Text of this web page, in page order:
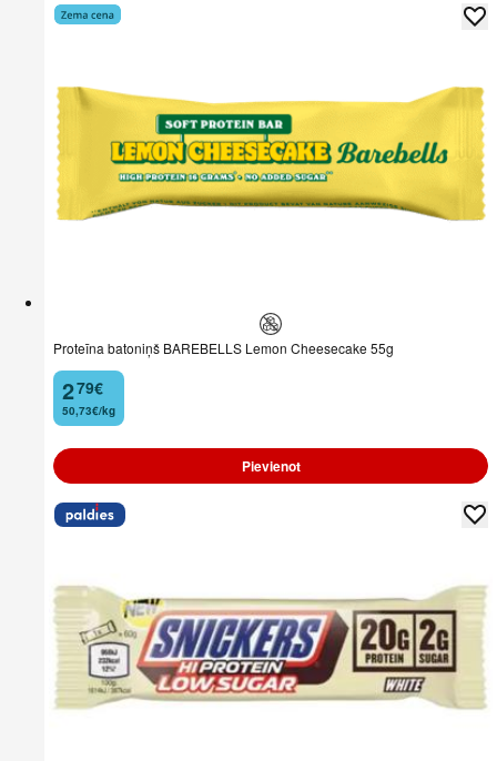
Proteīna batoniņš BAREBELLS Lemon Cheesecake 55g
2
. 79€
50,73€/kg
Pievienot